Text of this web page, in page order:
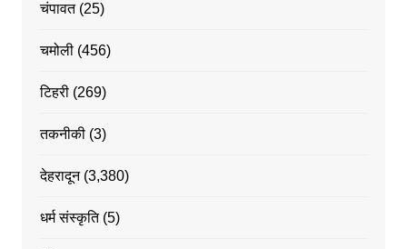
चंपावत(25)
चमोली(456)
टिहरी(269)
तकनीकी(3)
देहरादून(3,380)
धर्म संस्कृति(5)